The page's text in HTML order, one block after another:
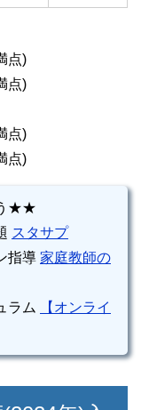
点)
点)
点)
点)
★★
スタサプ
指導 家庭教師の
ラム
【オンライ